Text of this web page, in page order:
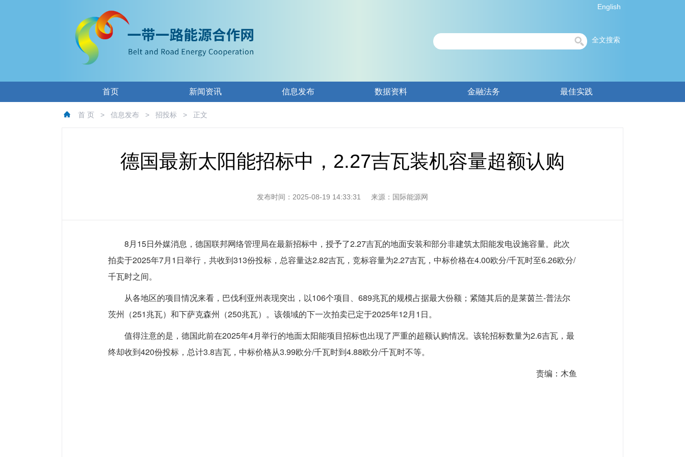
English
全文搜索
首页 新闻资讯 信息发布 数据资料 金融法务 最佳实践
首 页 > 信息发布 > 招投标 > 正文
德国最新太阳能招标中，2.27吉瓦装机容量超额认购
发布时间：2025-08-19 14:33:31 来源：国际能源网
8月15日外媒消息，德国联邦网络管理局在最新招标中，授予了2.27吉瓦的地面安装和部分非建筑太阳能发电设施容量。此次
拍卖于2025年7月1日举行，共收到313份投标，总容量达2.82吉瓦，竞标容量为2.27吉瓦，中标价格在4.00欧分/千瓦时至6.26欧分/
千瓦时之间。
从各地区的项目情况来看，巴伐利亚州表现突出，以106个项目、689兆瓦的规模占据最大份额；紧随其后的是莱茵兰-普法尔
茨州（251兆瓦）和下萨克森州（250兆瓦）。该领域的下一次拍卖已定于2025年12月1日。
值得注意的是，德国此前在2025年4月举行的地面太阳能项目招标也出现了严重的超额认购情况。该轮招标数量为2.6吉瓦，最
终却收到420份投标，总计3.8吉瓦，中标价格从3.99欧分/千瓦时到4.88欧分/千瓦时不等。
责编：木鱼